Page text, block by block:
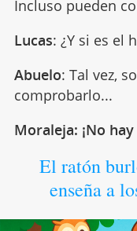
Incluso pueden
Lucas: ¿Y si es el
Abuelo: Tal vez,
comprobarlo...
Moraleja: ¡No
El ratón
enseña a